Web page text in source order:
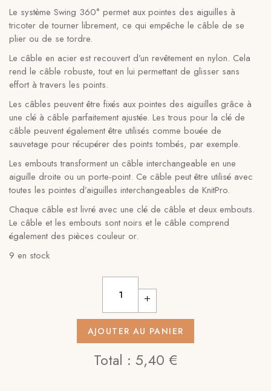
Le système Swing 360° permet aux pointes des aiguilles à
tricoter de tourner librement, ce qui empêche le câble de se
plier ou de se tordre.
Le câble en acier est recouvert d’un revêtement en nylon. Cela
rend le câble robuste, tout en lui permettant de glisser sans
effort à travers les points.
Les câbles peuvent être fixés aux pointes des aiguilles grâce à
une clé à câble parfaitement ajustée. Les trous pour la clé de
câble peuvent également être utilisés comme bouée de
sauvetage pour récupérer des points tombés, par exemple.
Les embouts transforment un câble interchangeable en une
aiguille droite ou un porte-point. Ce câble peut être utilisé avec
toutes les pointes d’aiguilles interchangeables de KnitPro.
Chaque câble est livré avec une clé de câble et deux embouts.
Le câble et les embouts sont noirs et le câble comprend
également des pièces couleur or.
9 en stock
AJOUTER AU PANIER
Total : 5,40 €